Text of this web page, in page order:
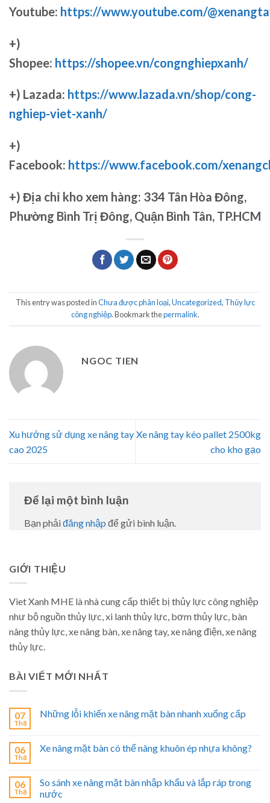
Youtube: https://www.youtube.com/
+)
Shopee: https://shopee.vn/congnghiepxanh/
+) Lazada: https://www.lazada.vn/shop/cong-
nghiep-viet-xanh/
+)
Facebook: https://www.facebook.com/
+) Địa chỉ kho xem hàng: 334 Tân Hòa Đông,
Phường Bình Trị Đông, Quận Bình Tân, TP.HCM
This entry was posted inChưa được phân loại,Uncategorized, Thủy lực
công nghiệp. Bookmark thepermalink.
NGOC TIEN
Xu hướng sử dụng xe nâng tay
cao 2025
Xe nâng tay kéo pallet 2500kg
cho kho gạo
Để lại một bình luận
Bạn phải đăng nhập để gửi bình luận.
GIỚI THIỆU
Viet Xanh MHE là nhà cung cấp thiết bị thủy lực công nghiệp
như bộ nguồn thủy lực, xi lanh thủy lực, bơm thủy lực, bàn
nâng thủy lực, xe nâng bàn, xe nâng tay, xe nâng điện, xe nâng
thủy lực.
BÀI VIẾT MỚI NHẤT
07
Th8
Những lỗi khiến xe nâng mặt bàn nhanh xuống cấp
06
Th8
Xe nâng mặt bàn có thể nâng khuôn ép nhựa không?
06
Th8
So sánh xe nâng mặt bàn nhập khẩu và lắp ráp trong
nước